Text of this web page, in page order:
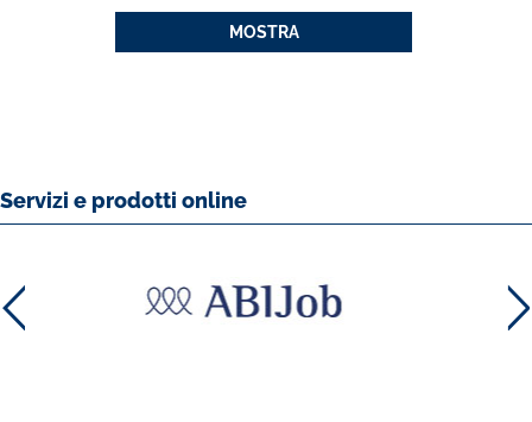
MOSTRA
Servizi e prodotti online